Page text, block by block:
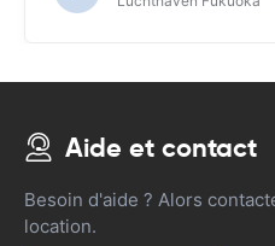
un GPS car il était nécessaire
Aide et contact
Besoin d'aide ? Alors
location.